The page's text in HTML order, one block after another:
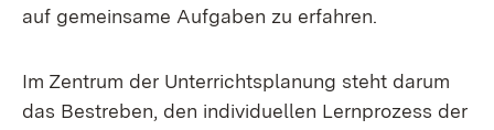
auf ge­mein­sa­me Auf­ga­ben zu er­fah­ren.
Im Zen­trum der Un­ter­richts­pla­nung steht dar­um
das Be­stre­ben, den in­di­vi­du­el­len Lern­pro­zess der